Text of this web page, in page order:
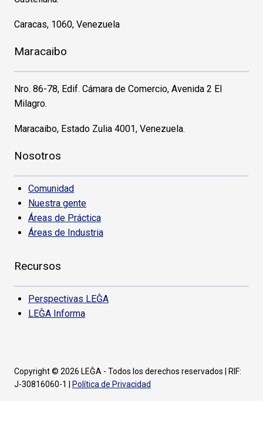
Caracas, 1060, Venezuela
Maracaibo
Nro. 86-78, Edif. Cámara de Comercio, Avenida 2 El
Milagro.
Maracaibo, Estado Zulia 4001, Venezuela.
Nosotros
Comunidad
Nuestra gente
Áreas de Práctica
Áreas de Industria
Recursos
Perspectivas LEĜA
LEĜA Informa
Copyright © 2026 LEĜA - Todos los derechos reservados | RIF:
J-30816060-1 |
Política de Privacidad